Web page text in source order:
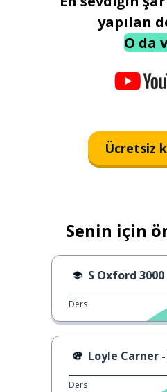
yapılan
O da
Ücretsiz
Senin için
S Oxford 3000
Ders
Loyle Carner -
Ders